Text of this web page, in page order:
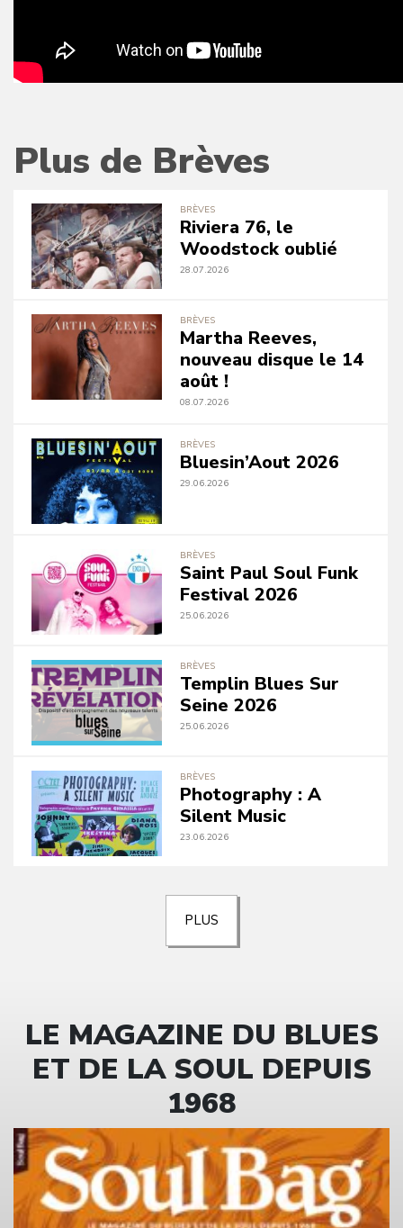
Plus de Brèves
BRÈVES
Riviera 76, le
Woodstock oublié
28.07.2026
BRÈVES
Martha Reeves,
nouveau disque le 14
août !
08.07.2026
BRÈVES
Bluesin’Aout 2026
29.06.2026
BRÈVES
Saint Paul Soul Funk
Festival 2026
25.06.2026
BRÈVES
Templin Blues Sur
Seine 2026
25.06.2026
BRÈVES
Photography : A
Silent Music
23.06.2026
PLUS
LE MAGAZINE DU BLUES
ET DE LA SOUL DEPUIS
1968